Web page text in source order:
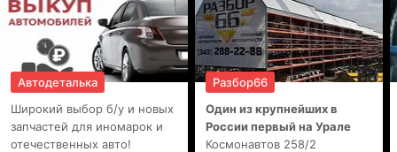
Автодеталька
Широкий выбор б/у и новых
запчастей для иномарок и
отечественных авто!
Разбор66
Один из крупнейших в
России первый на Урале
Космонавтов 258/2